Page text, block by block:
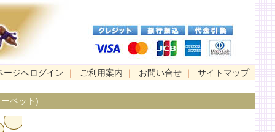
ージへログイン ｜ ご利用案内 ｜ お問い合せ ｜ サイトマップ
ペット)